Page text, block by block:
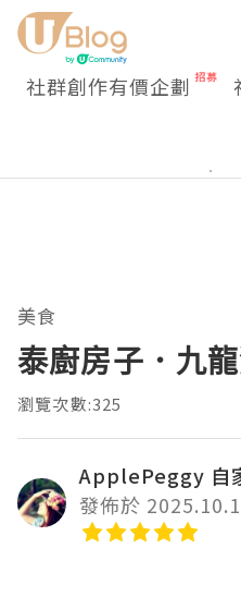
社群創作有價企劃
美食
泰廚房子．九
瀏覽次數:325
ApplePeggy 自
發佈於